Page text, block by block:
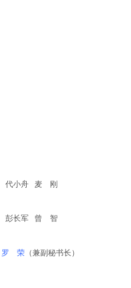
代小舟 麦 刚
彭长军 曾 智
罗 荣 （兼副秘书长）